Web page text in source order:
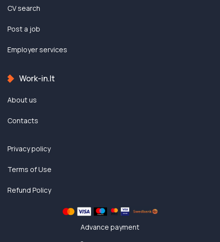
CV search
Post a job
Employer services
Work-in.lt
About us
Contacts
Privacy policy
Terms of Use
Refund Policy
Advance payment